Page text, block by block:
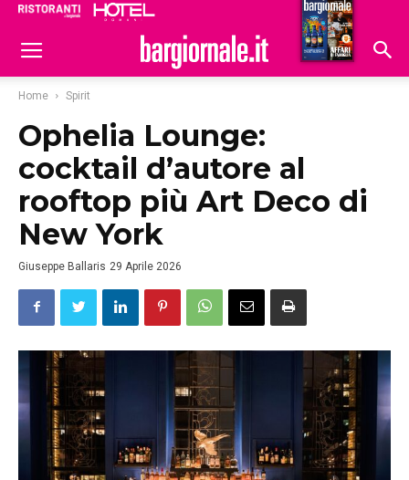
Hoteldomani
Home Spirit
Ophelia Lounge:
cocktail d’autore al
rooftop più Art Deco di
New York
Giuseppe Ballaris 29 Aprile 2026